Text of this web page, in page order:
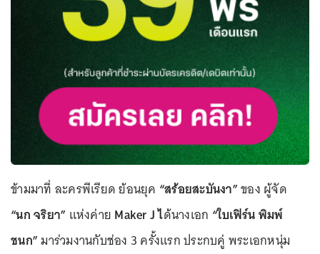
ข้ามมาที่ ละครพีเรียด ย้อนยุค “สร้อยสะบันงา”ของ ผู้จัด
“นก จริยา” แห่งค่าย Maker J ได้นางเอก “ใบเฟิร์น พิมพ์
ชนก”มาร่วมงานกับช่อง 3 ครั้งแรก ประกบคู่ พระเอกหนุ่ม